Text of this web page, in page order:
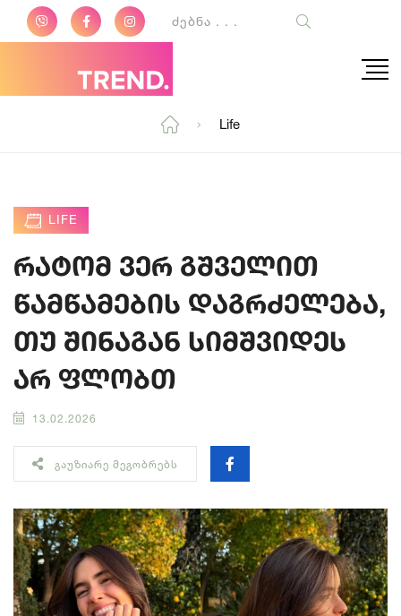
Life
LIFE
რატომ ვერ გშველით
წამწამების დაგრძელება,
თუ შინაგან სიმშვიდეს
არ ფლობთ
13.02.2026
ᲒᲐᲣᲖᲘᲐᲠᲔ ᲛᲔᲒᲝᲑᲠᲔᲑᲡ